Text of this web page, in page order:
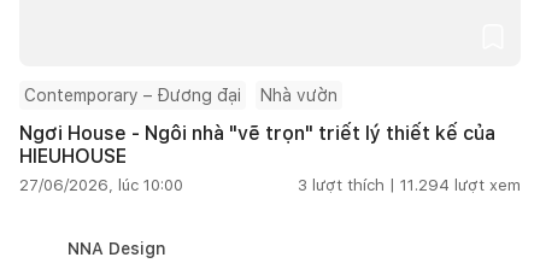
Contemporary – Đương đại Nhà vườn
Ngơi House - Ngôi nhà "vẽ trọn" triết lý thiết kế của
HIEUHOUSE
27/06/2026, lúc 10:00 3 lượt thích | 11.294 lượt xem
NNA Design